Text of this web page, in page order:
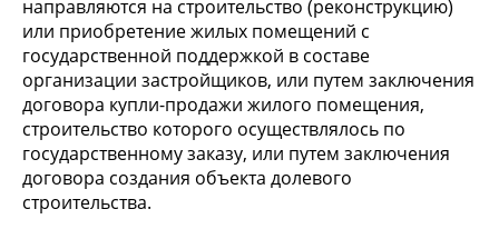
направляются на строительство (реконструкцию)
или приобретение жилых помещений с
государственной поддержкой в составе
организации застройщиков, или путем заключения
договора купли-продажи жилого помещения,
строительство которого осуществлялось по
государственному заказу, или путем заключения
договора создания объекта долевого
строительства.